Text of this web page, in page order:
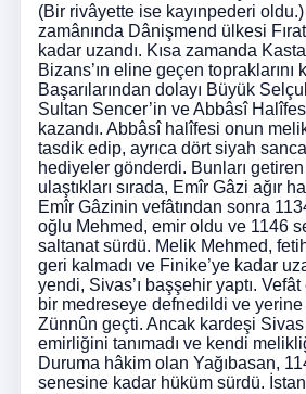
(Bir rivâyette ise kayınpederi
zamânında Dânişmend ülkesi
kadar uzandı. Kısa zamanda
Bizans’ın eline geçen topraklarını
Başarılarından dolayı Büyük
Sultan Sencer’in ve Abbâsî
kazandı. Abbâsî halîfesi onun
tasdik edip, ayrıca dört siyah
hediyeler gönderdi. Bunları
ulaştıkları sırada, Emîr Gâzi ağır
Emîr Gâzinin vefâtından sonra
oğlu Mehmed, emir oldu ve 1146
saltanat sürdü. Melik Mehmed,
geri kalmadı ve Finike’ye kadar
yendi, Sivas’ı başşehir yaptı.
bir medreseye defnedildi ve
Zünnûn geçti. Ancak kardeşi Sivas
emirliğini tanımadı ve kendi
Duruma hâkim olan Yağıbasan,
senesine kadar hüküm sürdü.